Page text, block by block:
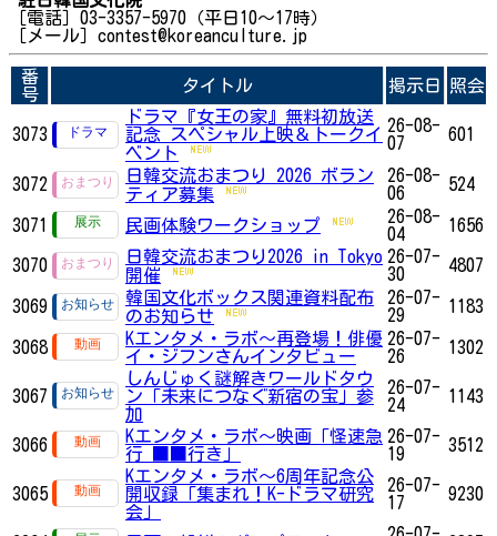
［電話］03-3357-5970（平日10～17時）
［メール］contest@koreanculture.jp
番
号
タイトル 掲示日 照会
3073
ドラマ『女王の家』無料初放送
記念 スペシャル上映＆トークイ
ベント
26-08-
07
601
3072
日韓交流おまつり 2026 ボラン
ティア募集
26-08-
06
524
3071 民画体験ワークショップ
26-08-
04
1656
3070
日韓交流おまつり2026 in Tokyo
開催
26-07-
30
4807
3069
韓国文化ボックス関連資料配布
のお知らせ
26-07-
29
1183
3068
Kエンタメ・ラボ～再登場！俳優
イ・ジフンさんインタビュー
26-07-
26
1302
3067
しんじゅく謎解きワールドタウ
ン「未来につなぐ新宿の宝」参
加
26-07-
24
1143
3066
Kエンタメ・ラボ～映画「怪速急
行 ■■行き」
26-07-
19
3512
3065
Kエンタメ・ラボ～6周年記念公
開収録「集まれ！K-ドラマ研究
会」
26-07-
17
9230